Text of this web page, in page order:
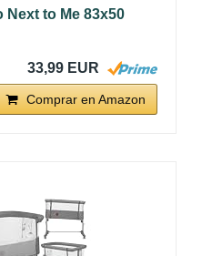
Next to Me 83x50
33,99 EUR
Comprar en Amazon